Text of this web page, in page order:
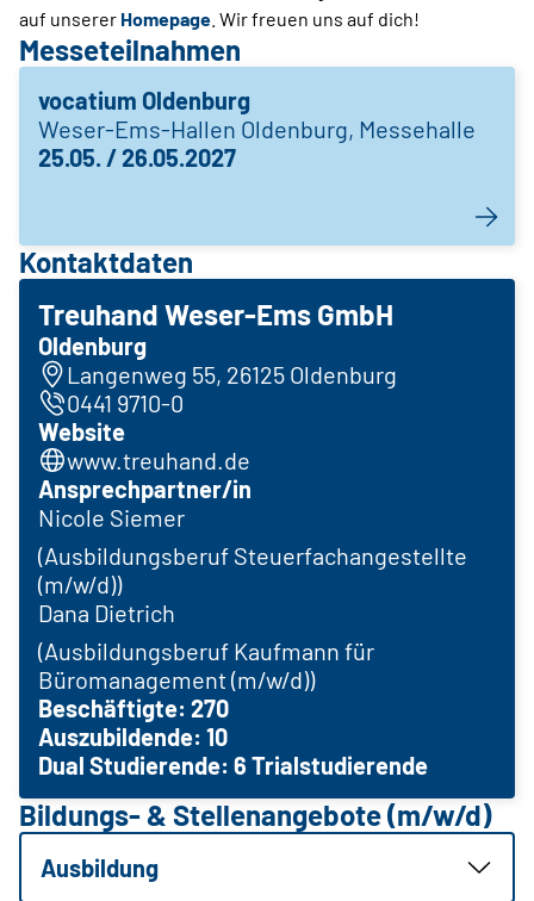
auf unserer Homepage . Wir freuen uns auf dich!
Messeteilnahmen
vocatium Oldenburg
Weser-Ems-Hallen Oldenburg, Messehalle
25.05. / 26.05.2027
Kontaktdaten
Treuhand Weser-Ems GmbH
Oldenburg
Langenweg 55, 26125 Oldenburg
0441 9710-0
Website
www.treuhand.de
Ansprechpartner/in
Nicole Siemer
(Ausbildungsberuf Steuerfachangestellte
(m/w/d))
Dana Dietrich
(Ausbildungsberuf Kaufmann für
Büromanagement (m/w/d))
Beschäftigte: 270
Auszubildende: 10
Dual Studierende: 6 Trialstudierende
Bildungs- & Stellenangebote (m/w/d)
Ausbildung